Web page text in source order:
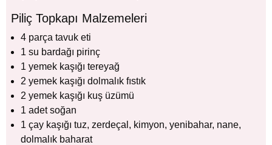
Piliç Topkapı Malzemeleri
4 parça tavuk eti
1 su bardağı pirinç
1 yemek kaşığı tereyağ
2 yemek kaşığı dolmalık fıstık
2 yemek kaşığı kuş üzümü
1 adet soğan
1 çay kaşığı tuz, zerdeçal, kimyon, yenibahar, nane,
dolmalık baharat